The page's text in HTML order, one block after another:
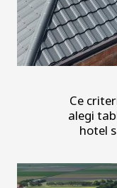
Ce
alegi
hotel